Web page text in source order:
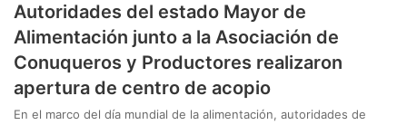
Autoridades del estado Mayor de
Alimentación junto a la Asociación de
Conuqueros y Productores realizaron
apertura de centro de acopio
En el marco del día mundial de la alimentación, autoridades de